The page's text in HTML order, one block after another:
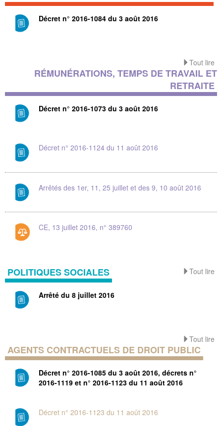
Décret n° 2016-1084 du 3 août 2016
Tout lire
RÉMUNÉRATIONS, TEMPS DE TRAVAIL ET
RETRAITE
Décret n° 2016-1073 du 3 août 2016
Décret n° 2016-1124 du 11 août 2016
Arrêtés des 1er, 11, 25 juillet et des 9, 10 août 2016
CE, 13 juillet 2016, n° 389760
Tout lire
POLITIQUES SOCIALES
Arrêté du 8 juillet 2016
Tout lire
AGENTS CONTRACTUELS DE DROIT PUBLIC
Décret n° 2016-1085 du 3 août 2016, décrets n°
2016-1119 et n° 2016-1123 du 11 août 2016
Décret n° 2016-1123 du 11 août 2016